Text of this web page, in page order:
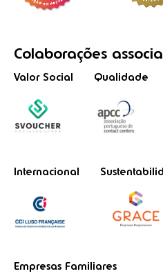
Colaborações
Valor Social Qualidade
Internacional
Empresas Familiares